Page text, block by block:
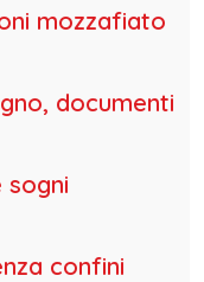
mozzafiato
documenti
sogni
confini